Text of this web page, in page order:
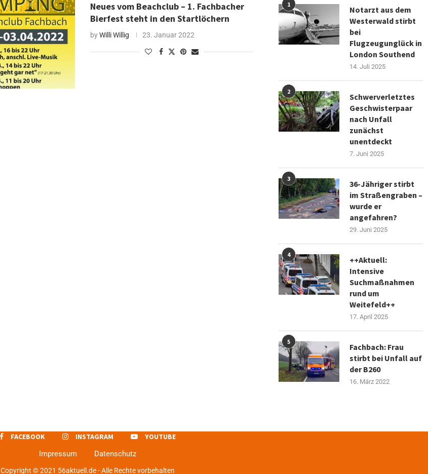
Neues vom Beachclub – 1. Fachbacher
Bierfest steht in den Startlöchern
byWilli Willig 23. Januar 2022
1
Notarzt aus dem
Westerwald stirbt
bei
Flugzeugunglück in
London Southend
14. Juli 2025
2
Schwerverletztes
Geschwisterpaar
nach Unfall
zunächst
unentdeckt
7. Juni 2025
3
36-Jähriger stirbt
im Straßengraben –
wurde er
angefahren?
29. Juni 2025
4
++Aktuell:
Intensive
Suchmaßnahmen
rund um
Weitefeld++
17. April 2025
5
Fachbach: Frau
stirbt bei Unfall auf
der B260
16. März 2022
FACEBOOK INSTAGRAM
YOUTUBE
Impressum
Datenschutz
Copyright © 2021 56aktuell.de - Alle Rechte vorbehalten